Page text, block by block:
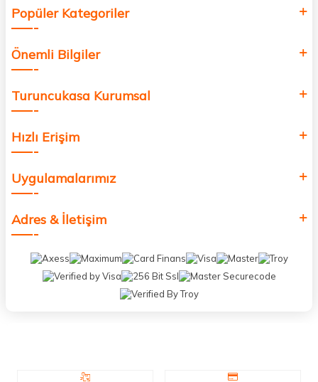
Popüler Kategoriler
Önemli Bilgiler
Turuncukasa Kurumsal
Hızlı Erişim
Uygulamalarımız
Adres & İletişim